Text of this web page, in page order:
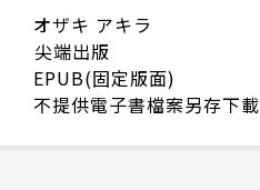
オザキ アキラ
尖端出版
EPUB(固定版面)
不提供電子書檔案另存下載